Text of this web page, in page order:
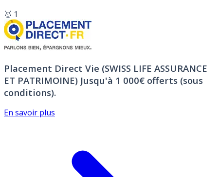
🥇 1
Placement Direct Vie (SWISS LIFE ASSURANCE
ET PATRIMOINE) Jusqu'à 1 000€ offerts (sous
conditions).
En savoir plus